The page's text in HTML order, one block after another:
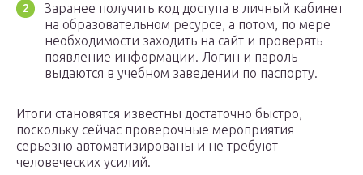
Заранее получить код доступа в личный кабинет
на образовательном ресурсе, а потом, по мере
необходимости заходить на сайт и проверять
появление информации. Логин и пароль
выдаются в учебном заведении по паспорту.
Итоги становятся известны достаточно быстро,
поскольку сейчас проверочные мероприятия
серьезно автоматизированы и не требуют
человеческих усилий.